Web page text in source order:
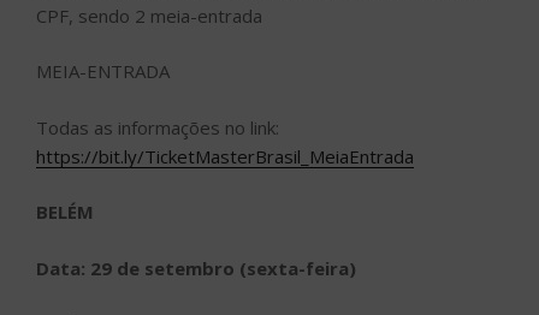
CPF, sendo 2 meia-entrada
MEIA-ENTRADA
Todas as informações no link:
https://bit.ly/TicketMasterBrasil_MeiaEntrada
BELÉM
Data: 29 de setembro (sexta-feira)